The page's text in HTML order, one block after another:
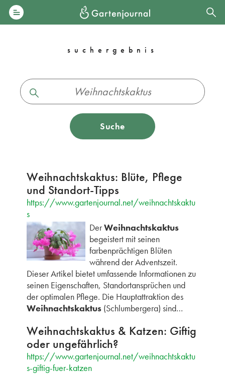
suchergebnis
Suche
Weihnachtskaktus: Blüte, Pflege
und Standort-Tipps
https://www.gartenjournal.net/weihnachtskaktu
s
DerWeihnachtskaktus
begeistert mit seinen
farbenprächtigen Blüten
während der Adventszeit.
Dieser Artikel bietet umfassende Informationen zu
seinen Eigenschaften, Standortansprüchen und
der optimalen Pflege. Die Hauptattraktion des
Weihnachtskaktus(Schlumbergera) sind…
Weihnachtskaktus & Katzen: Giftig
oder ungefährlich?
https://www.gartenjournal.net/weihnachtskaktu
s-giftig-fuer-katzen